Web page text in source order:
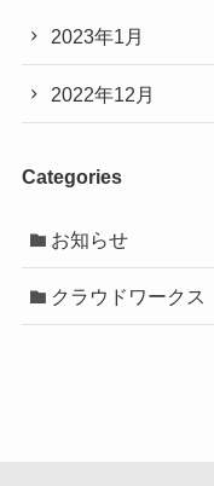
2023年1月
2022年12月
Categories
お知らせ
クラウドワークス